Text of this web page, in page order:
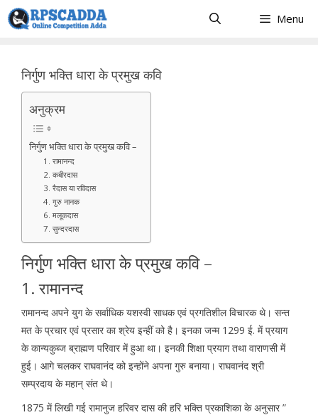
Skip
to
Menu
निर्गुण भक्ति धारा के प्रमुख कवि
अनुक्रम
निर्गुण भक्ति धारा के प्रमुख कवि –
1. रामानन्द
2. कबीरदास
3. रैदास या रविदास
4. गुरु नानक
6. मलूकदास
7. सुन्दरदास
निर्गुण भक्ति धारा के प्रमुख कवि –
1. रामानन्द
रामानन्द अपने युग के सर्वाधिक यशस्वी साधक एवं प्रगतिशील विचारक थे। सन्त
मत के प्रचार एवं प्रसार का श्रेय इन्हीं को है। इनका जन्म 1299 ई. में प्रयाग
के कान्यकुब्ज ब्राह्मण परिवार में हुआ था। इनकी शिक्षा प्रयाग तथा वाराणसी में
हुई। आगे चलकर राघवानंद को इन्होंने अपना गुरु बनाया। राघवानंद श्री
सम्प्रदाय के महान् संत थे।
1875 में लिखी गई रामानुज हरिवर दास की हरि भक्ति प्रकाशिका के अनुसार ”